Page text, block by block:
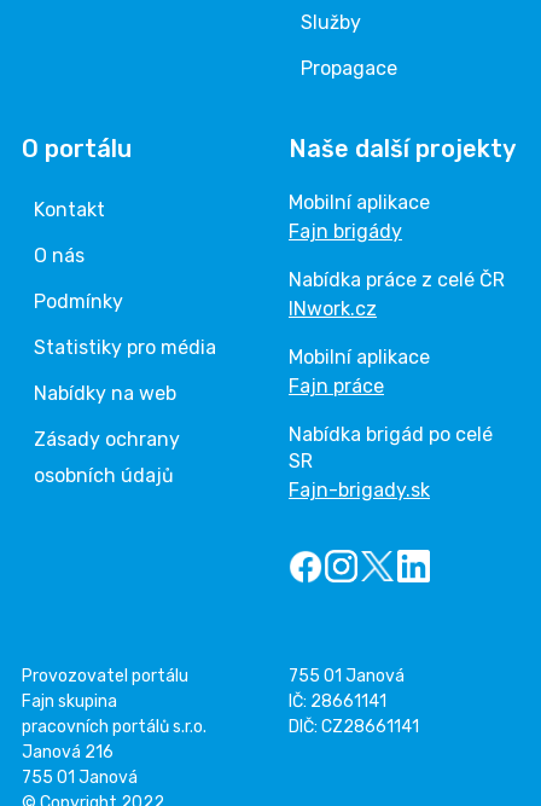
Služby
Propagace
O portálu
Kontakt
O nás
Podmínky
Statistiky pro média
Nabídky na web
Zásady ochrany
osobních údajů
Naše další projekty
Mobilní aplikace
Fajn brigády
Nabídka práce z celé ČR
INwork.cz
Mobilní aplikace
Fajn práce
Nabídka brigád po celé
SR
Fajn-brigady.sk
Provozovatel portálu
Fajn skupina
pracovních portálů s.r.o.
Janová 216
755 01 Janová
755 01 Janová
IČ: 28661141
DIČ: CZ28661141